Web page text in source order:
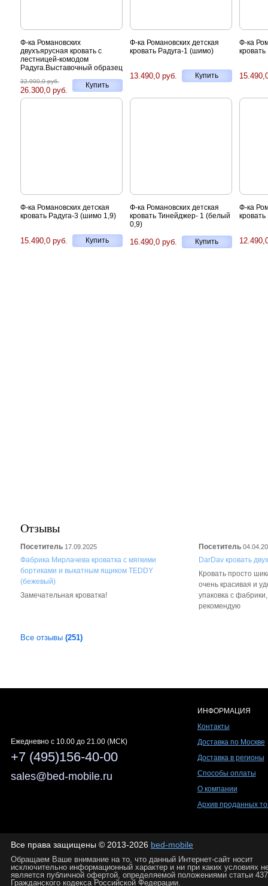
Ф-ка Романовских
двухъярусная кровать с
лестницей-комодом
Радуга.Выставочный образец
Купить
32.900,0 руб.
26.300,0 руб.
Ф-ка Романовских детская
кровать Радуга-1 (шимо)
Купить
13.490,0 руб.
Ф-ка
Ф-ка Романовских детская
кровать Радуга-3 (шимо 1,9)
Купить
15.490,0 руб.
Ф-ка Романовских детская
кровать Тинейджер- 1 (белый
0,9)
Купить
16.490,0 руб.
Ф-ка
Отзывы
Посетитель 17.09.2025
Фабрика Мирлачева кроватка с мягкими
бортиками и выкатным ящиком TEDDY
(бежевый)
Замечательная кроватка!
Посетитель
DarDav кровать
Кровать просто
очень красивая и
упаковка с
рекомендую
Все отзывы (251)
Ежедневно c 10.00 до 21.00 (МСК)
+7 (495)156-40-00
sales@bed-mobile.ru
ИНФОРМАЦИЯ
Контакты
Доставка по Москве
Доставка в регионы
Способы оплаты
О компании
Архив проданных
Все права защищены © 2013-2026 bed-mobile
Обращаем Ваше внимание на то, что данный Интернет-сайт носит
исключительно информационный характер и ни при каких условиях
является публичной офертой, определяемой положениями статьи 437
Гражданского кодекса Российской Федерации.